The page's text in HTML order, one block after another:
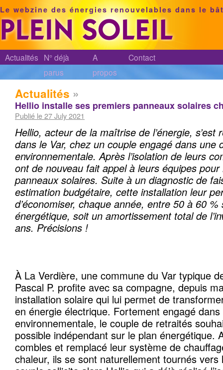
Le webzine des énergies renouvelables dans le
Actualités N° déjà
parus
A
propos
Contact
Actualités »
Hellio installe ses premiers panneaux solaires
Publié le 27 July 2021
Hellio, acteur de la maîtrise de l’énergie, s’est
dans le Var, chez un couple engagé dans une
environnementale.Après l’isolation de leurs
ont de nouveau fait appel à leurs équipes
panneaux solaires. Suite à un diagnostic de
estimation budgétaire, cette installation leur
d’économiser, chaque année, entre 50 à 60
énergétique, soit un amortissement total de
ans. Précisions !
À La Verdière, une commune du Var typique
Pascal P. profite avec sa compagne, depuis
installation solaire qui lui permet de
en énergie électrique. Fortement engagé
environnementale, le couple de retraités
possible indépendant sur le plan énergétique.
combles et remplacé leur système de
chaleur, ils se sont naturellement tournés